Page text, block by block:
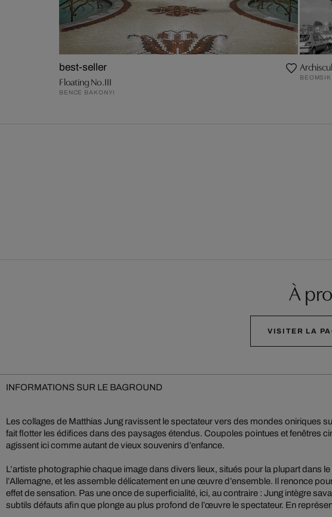
best-seller
Floating No.III
BENCE BAKONYI
BEOMSIK
À
VISITER LA
INFORMATIONS SUR LE BAGROUND
Les collages de Matthias Jung ravissent le spectateur vers des mondes oniriques
fait flotter les édifices dans des paysages étendus. Coupoles pointues et fenêtres
agissent ici comme autant de vieux souvenirs d’enfance.
L’artiste photographie chaque image dans divers lieux, situés pour la plupart dans
l’Allemagne, et les assemble délicatement en une œuvre d’ensemble. Il renonce
effet de sensation. Pas une once de superficialité, ici, au contraire : Jung intègre
subtils défauts afin que plonge au plus profond de l’œuvre le spectateur. En